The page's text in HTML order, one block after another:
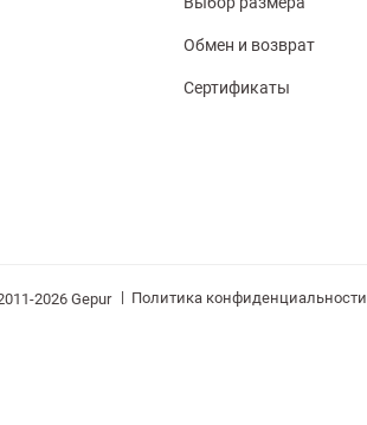
Обмен и возврат
Сертификаты
2026 Gepur | Политика конфиденциальности